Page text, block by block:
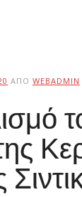
ΑΠΌ WEBADMIN